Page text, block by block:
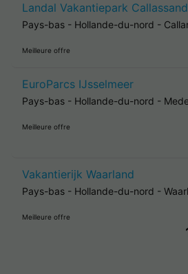
Landal Vakantiepark
Pays-bas - Hollande-du-nord -
Meilleure offre
EuroParcs IJsselmeer
Pays-bas - Hollande-du-nord -
Meilleure offre
Vakantierijk Waarland
Pays-bas - Hollande-du-nord -
Meilleure offre